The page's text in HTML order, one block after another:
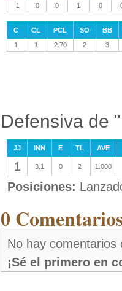
1
0 0 1 0
C CL PCL SO
BB
1
1 2.70 2 3
Defensiva de
JJ INN E TL AVE
1 3.1 0 2 1.000
Posiciones:
0
No hay comentarios
¡Sé el primero en